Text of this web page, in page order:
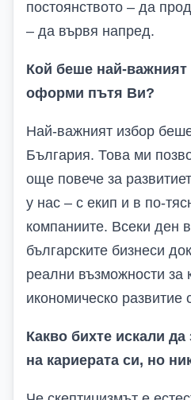
постоянството – да
– да вървя напред.
Кой беше най-важният
оформи пътя Ви?
Най-важният избор
България. Това ми
още повече за
у нас – с екип и в по-
компаниите. Всеки ден
българските бизнеси
реални възможности за
икономическо
Какво бихте искали да
на кариерата си, но